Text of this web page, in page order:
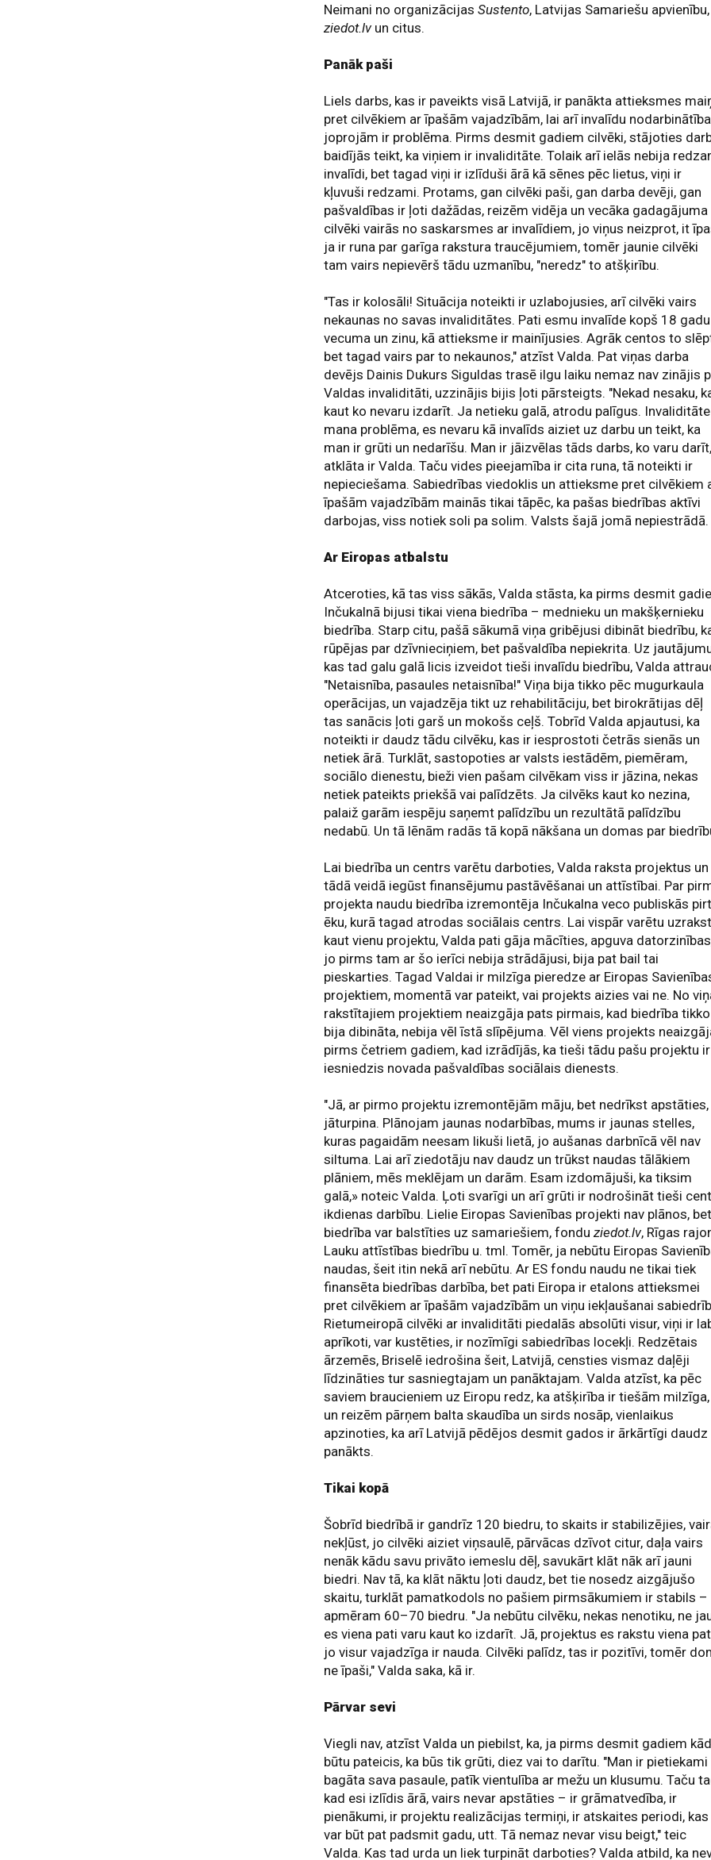
Neimani no organizācijasSustento, Latvijas Samariešu apvienību,
ziedot.lvun citus.
Panāk paši
Liels darbs, kas ir paveikts visā Latvijā, ir panākta attieksmes
pret cilvēkiem ar īpašām vajadzībām, lai arī invalīdu nodarbinātība
joprojām ir problēma. Pirms desmit gadiem cilvēki, stājoties
baidījās teikt, ka viņiem ir invaliditāte. Tolaik arī ielās nebija
invalīdi, bet tagad viņi ir izlīduši ārā kā sēnes pēc lietus, viņi ir
kļuvuši redzami. Protams, gan cilvēki paši, gan darba devēji, gan
pašvaldības ir ļoti dažādas, reizēm vidēja un vecāka gadagājuma
cilvēki vairās no saskarsmes ar invalīdiem, jo viņus neizprot, it
ja ir runa par garīga rakstura traucējumiem, tomēr jaunie cilvēki
tam vairs nepievērš tādu uzmanību, "neredz" to atšķirību.
"Tas ir kolosāli! Situācija noteikti ir uzlabojusies, arī cilvēki vairs
nekaunas no savas invaliditātes. Pati esmu invalīde kopš 18 gadu
vecuma un zinu, kā attieksme ir mainījusies. Agrāk centos to
bet tagad vairs par to nekaunos," atzīst Valda. Pat viņas darba
devējs Dainis Dukurs Siguldas trasē ilgu laiku nemaz nav zinājis
Valdas invaliditāti, uzzinājis bijis ļoti pārsteigts. "Nekad nesaku,
kaut ko nevaru izdarīt. Ja netieku galā, atrodu palīgus.
mana problēma, es nevaru kā invalīds aiziet uz darbu un teikt, ka
man ir grūti un nedarīšu. Man ir jāizvēlas tāds darbs, ko varu
atklāta ir Valda. Taču vides pieejamība ir cita runa, tā noteikti ir
nepieciešama. Sabiedrības viedoklis un attieksme pret cilvēkiem
īpašām vajadzībām mainās tikai tāpēc, ka pašas biedrības aktīvi
darbojas, viss notiek soli pa solim. Valsts šajā jomā nepiestrādā.
Ar Eiropas atbalstu
Atceroties, kā tas viss sākās, Valda stāsta, ka pirms desmit
Inčukalnā bijusi tikai viena biedrība – mednieku un makšķernieku
biedrība. Starp citu, pašā sākumā viņa gribējusi dibināt biedrību,
rūpējas par dzīvnieciņiem, bet pašvaldība nepiekrita. Uz
kas tad galu galā licis izveidot tieši invalīdu biedrību, Valda
"Netaisnība, pasaules netaisnība!" Viņa bija tikko pēc mugurkaula
operācijas, un vajadzēja tikt uz rehabilitāciju, bet birokrātijas dēļ
tas sanācis ļoti garš un mokošs ceļš. Tobrīd Valda apjautusi, ka
noteikti ir daudz tādu cilvēku, kas ir iesprostoti četrās sienās un
netiek ārā. Turklāt, sastopoties ar valsts iestādēm, piemēram,
sociālo dienestu, bieži vien pašam cilvēkam viss ir jāzina, nekas
netiek pateikts priekšā vai palīdzēts. Ja cilvēks kaut ko nezina,
palaiž garām iespēju saņemt palīdzību un rezultātā palīdzību
nedabū. Un tā lēnām radās tā kopā nākšana un domas par
Lai biedrība un centrs varētu darboties, Valda raksta projektus un
tādā veidā iegūst finansējumu pastāvēšanai un attīstībai. Par
projekta naudu biedrība izremontēja Inčukalna veco publiskās
ēku, kurā tagad atrodas sociālais centrs. Lai vispār varētu
kaut vienu projektu, Valda pati gāja mācīties, apguva
jo pirms tam ar šo ierīci nebija strādājusi, bija pat bail tai
pieskarties. Tagad Valdai ir milzīga pieredze ar Eiropas
projektiem, momentā var pateikt, vai projekts aizies vai ne. No
rakstītajiem projektiem neaizgāja pats pirmais, kad biedrība tikko
bija dibināta, nebija vēl īstā slīpējuma. Vēl viens projekts
pirms četriem gadiem, kad izrādījās, ka tieši tādu pašu projektu ir
iesniedzis novada pašvaldības sociālais dienests.
"Jā, ar pirmo projektu izremontējām māju, bet nedrīkst
jāturpina. Plānojam jaunas nodarbības, mums ir jaunas stelles,
kuras pagaidām neesam likuši lietā, jo aušanas darbnīcā vēl nav
siltuma. Lai arī ziedotāju nav daudz un trūkst naudas tālākiem
plāniem, mēs meklējam un darām. Esam izdomājuši, ka tiksim
galā,» noteic Valda. Ļoti svarīgi un arī grūti ir nodrošināt tieši
ikdienas darbību. Lielie Eiropas Savienības projekti nav plānos, bet
biedrība var balstīties uz samariešiem, fonduziedot.lv, Rīgas
Lauku attīstības biedrību u. tml. Tomēr, ja nebūtu Eiropas
naudas, šeit itin nekā arī nebūtu. Ar ES fondu naudu ne tikai tiek
finansēta biedrības darbība, bet pati Eiropa ir etalons attieksmei
pret cilvēkiem ar īpašām vajadzībām un viņu iekļaušanai
Rietumeiropā cilvēki ar invaliditāti piedalās absolūti visur, viņi ir
aprīkoti, var kustēties, ir nozīmīgi sabiedrības locekļi. Redzētais
ārzemēs, Briselē iedrošina šeit, Latvijā, censties vismaz daļēji
līdzināties tur sasniegtajam un panāktajam. Valda atzīst, ka pēc
saviem braucieniem uz Eiropu redz, ka atšķirība ir tiešām milzīga,
un reizēm pārņem balta skaudība un sirds nosāp, vienlaikus
apzinoties, ka arī Latvijā pēdējos desmit gados ir ārkārtīgi daudz
panākts.
Tikai kopā
Šobrīd biedrībā ir gandrīz 120 biedru, to skaits ir stabilizējies,
nekļūst, jo cilvēki aiziet viņsaulē, pārvācas dzīvot citur, daļa vairs
nenāk kādu savu privāto iemeslu dēļ, savukārt klāt nāk arī jauni
biedri. Nav tā, ka klāt nāktu ļoti daudz, bet tie nosedz aizgājušo
skaitu, turklāt pamatkodols no pašiem pirmsākumiem ir stabils –
apmēram 60–70 biedru. "Ja nebūtu cilvēku, nekas nenotiku, ne
es viena pati varu kaut ko izdarīt. Jā, projektus es rakstu viena
jo visur vajadzīga ir nauda. Cilvēki palīdz, tas ir pozitīvi, tomēr
ne īpaši," Valda saka, kā ir.
Pārvar sevi
Viegli nav, atzīst Valda un piebilst, ka, ja pirms desmit gadiem
būtu pateicis, ka būs tik grūti, diez vai to darītu. "Man ir pietiekami
bagāta sava pasaule, patīk vientulība ar mežu un klusumu. Taču
kad esi izlīdis ārā, vairs nevar apstāties – ir grāmatvedība, ir
pienākumi, ir projektu realizācijas termiņi, ir atskaites periodi, kas
var būt pat padsmit gadu, utt. Tā nemaz nevar visu beigt," teic
Valda. Kas tad urda un liek turpināt darboties? Valda atbild, ka